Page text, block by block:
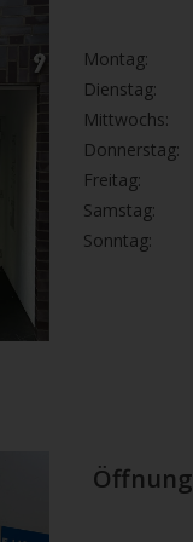
den
Montag:
Dienstag:
Mittwochs:
Donnerstag:
Freitag:
Samstag:
Sonntag: